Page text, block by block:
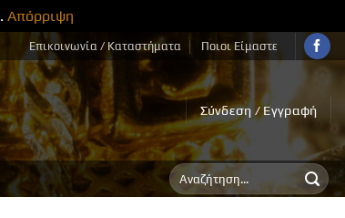
Απόρριψη
Επικοινωνία / Καταστήματα Ποιοι Είμαστε
Σύνδεση / Εγγραφή
Αναζήτηση
για: